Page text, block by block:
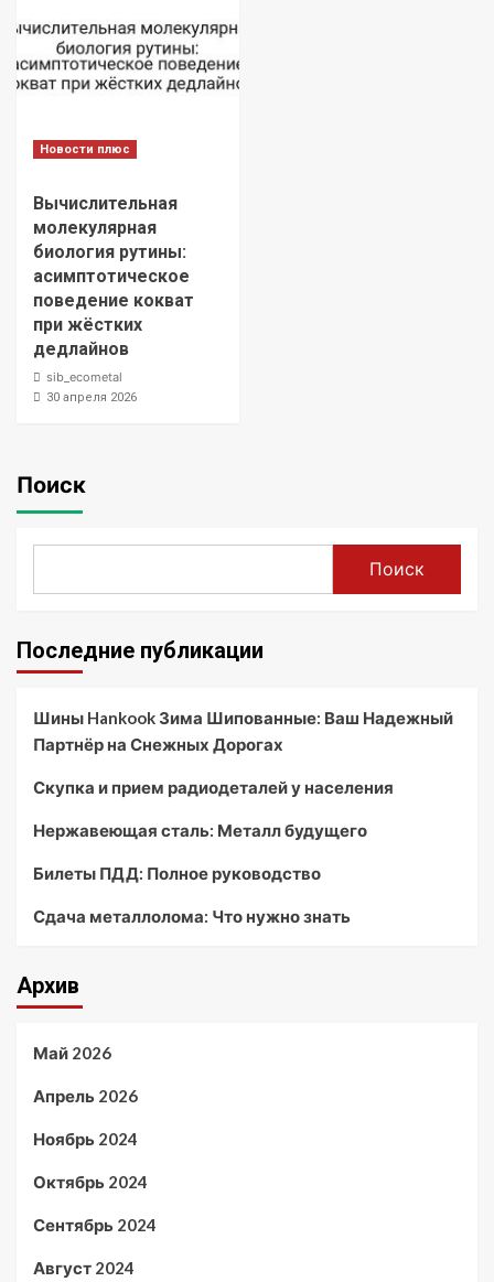
Новости плюс
Вычислительная
молекулярная
биология рутины:
асимптотическое
поведение кокват
при жёстких
дедлайнов
sib_ecometal
30 апреля 2026
Поиск
Поиск
Последние публикации
Шины Hankook Зима Шипованные: Ваш Надежный
Партнёр на Снежных Дорогах
Скупка и прием радиодеталей у населения
Нержавеющая сталь: Металл будущего
Билеты ПДД: Полное руководство
Сдача металлолома: Что нужно знать
Архив
Май 2026
Апрель 2026
Ноябрь 2024
Октябрь 2024
Сентябрь 2024
Август 2024